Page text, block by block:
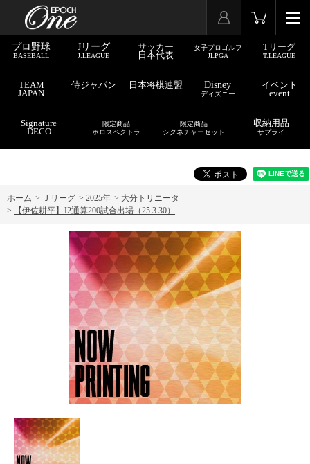
プロ野球
BASEBALL
Jリーグ
J.LEAGUE
サッカー
日本代表
女子プロゴルフ
JLPGA
Tリーグ
T.LEAGUE
TEAM
JAPAN
侍ジャパン 日本将棋連盟 Disney
ディズニー
イベント
event
Signature
DECO
限定商品
ホロスペクトラ
限定商品
シグネチャーセット
収納用品
サプライ
ホーム > Ｊリーグ > 2025年 > 大分トリニータ
>
【伊佐耕平】J2通算200試合出場（25.3.30）